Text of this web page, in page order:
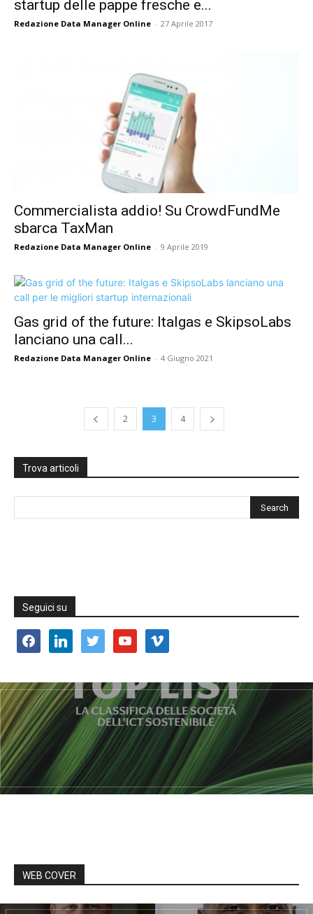
startup delle pappe fresche e...
Redazione Data Manager Online - 27 Aprile 2017
Commercialista addio! Su CrowdFundMe
sbarca TaxMan
Redazione Data Manager Online - 9 Aprile 2019
Gas grid of the future: Italgas e SkipsoLabs
lanciano una call...
Redazione Data Manager Online - 4 Giugno 2021
2 3 4
Trova articoli
Seguici su
facebooklinkedin twitter youtube vimeo
WEB COVER